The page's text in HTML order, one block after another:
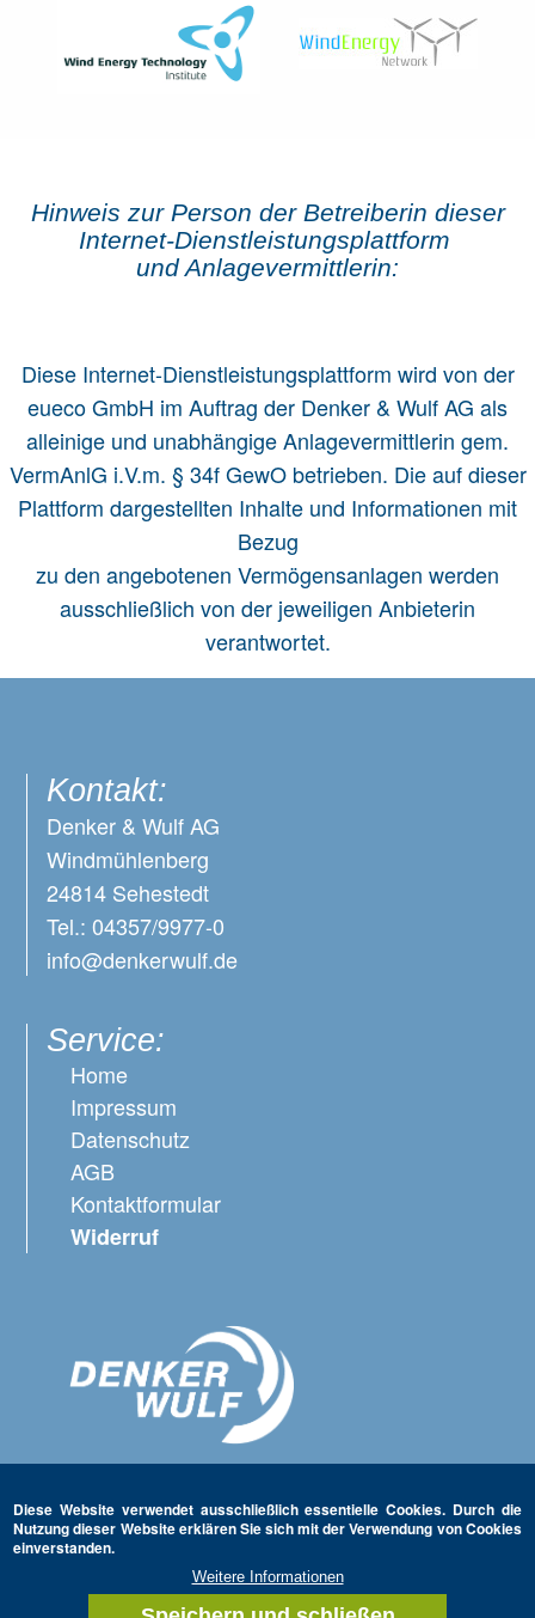
Hinweis zur Person der Betreiberin dieser
Internet-Dienst­leistungs­plattform
und Anlage­vermittlerin:
Diese Internet-Dienstleistungsplattform wird von der
eueco GmbH im Auftrag der Denker & Wulf AG als
alleinige und unabhängige Anlagevermittlerin gem.
VermAnlG i.V.m. § 34f GewO betrieben. Die auf dieser
Plattform dargestellten Inhalte und Informationen mit
Bezug
zu den angebotenen Vermögensanlagen werden
ausschließlich von der jeweiligen Anbieterin
verantwortet.
Kontakt:
Denker & Wulf AG
Windmühlenberg
24814 Sehestedt
Tel.: 04357/9977-0
info@denkerwulf.de
Service:
Home
Impressum
Datenschutz
AGB
Kontaktformular
Widerruf
Diese Website verwendet ausschließlich essentielle Cookies. Durch die
Nutzung dieser Website erklären Sie sich mit der Verwendung von Cookies
einverstanden.
Weitere Informationen